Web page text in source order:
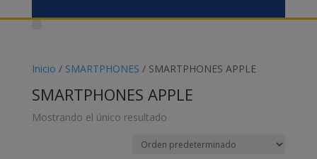
Inicio / SMARTPHONES / SMARTPHONES APPLE
SMARTPHONES APPLE
Mostrando el único resultado